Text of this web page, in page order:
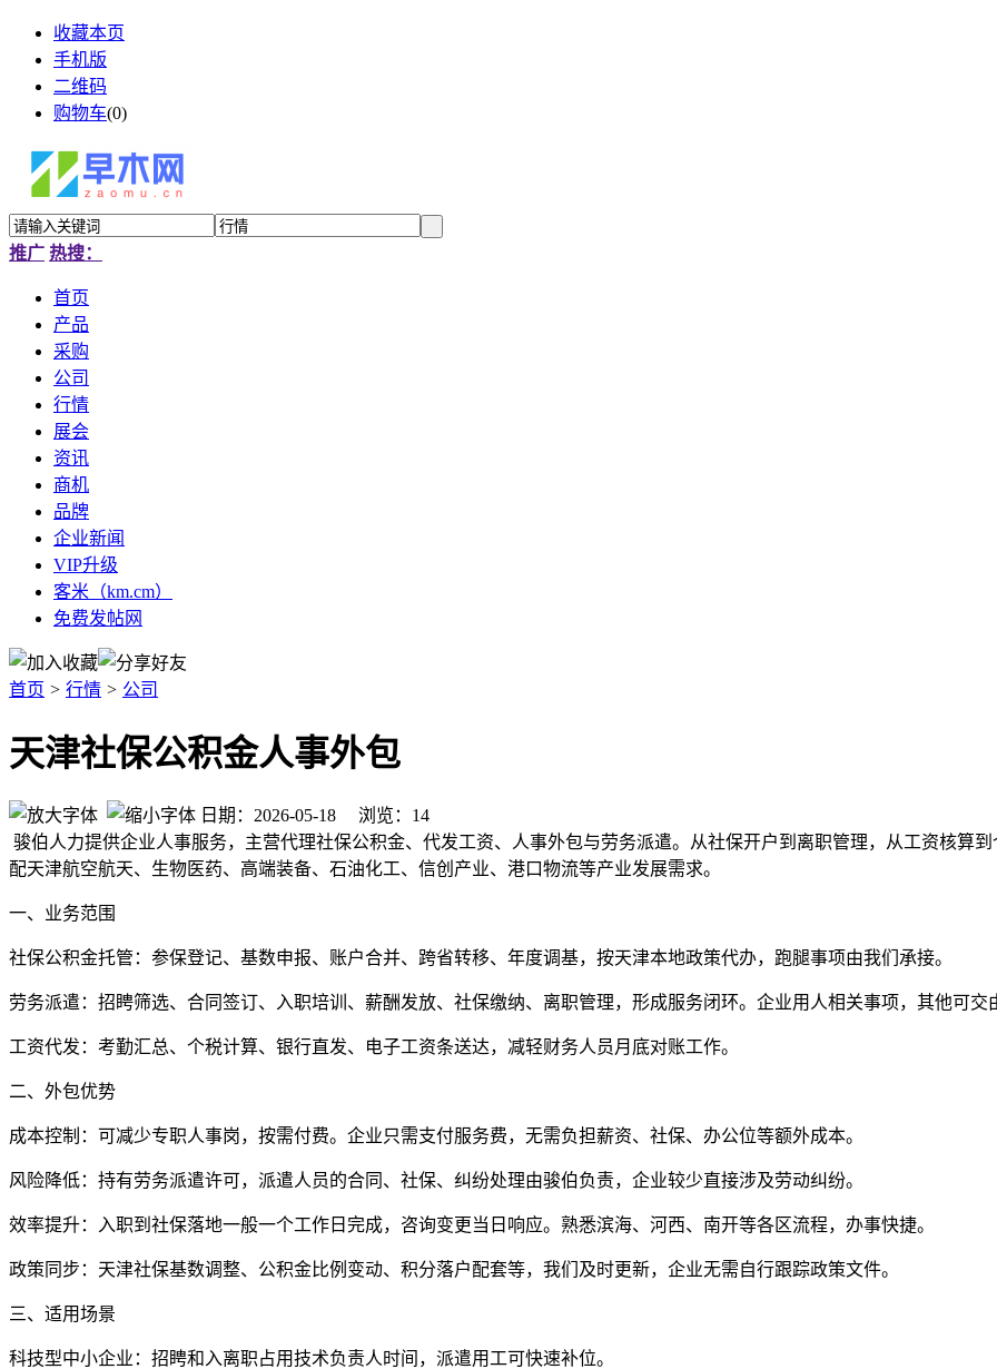
收藏本页
手机版
二维码
购物车(0)
推广 热搜：
首页
产品
采购
公司
行情
展会
资讯
商机
品牌
企业新闻
VIP升级
客米（km.cm）
免费发帖网
首页 > 行情 > 公司
天津社保公积金人事外包
日期：2026-05-18 浏览： 14
骏伯人力提供企业人事服务，主营代理社保公积金、代发工资、人事外包与劳务派遣。从社保开户到离职管理，从工资核算
配天津航空航天、生物医药、高端装备、石油化工、信创产业、港口物流等产业发展需求。
一、业务范围
社保公积金托管：参保登记、基数申报、账户合并、跨省转移、年度调基，按天津本地政策代办，跑腿事项由我们承接。
劳务派遣：招䀻筛选、合同签订、入职培训、薪酬发放、社保缴纳、离职管理，形成服务闭环。企业用人相关事项，其他可交
工资代发：考勤汇总、个税计算、银行直发、电子工资条送达，减轻财务人员月底对账工作。
二、外包优势
成本控制：可减少专职人事岗，按需付费。企业只需支付服务费，无需负担薪资、社保、办公位等额外成本。
风险降低：持有劳务派遣许可，派遣人员的合同、社保、纠纷处理由骏伯负责，企业较少直接涉及劳动纠纷。
效率提升：入职到社保落地一般一个工作日完成，咨询变更当日响应。熟悉滨海、河西、南开等各区流程，办事快捷。
政策同步：天津社保基数调整、公积金比例变动、积分落户配套等，我们及时更新，企业无需自行跟踪政策文件。
三、适用场景
科技型中小企业：招䀻和入离职占用技术负责人时间，派遣用工可快速补位。